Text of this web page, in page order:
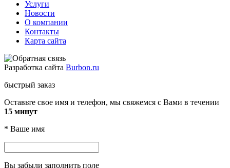
Услуги
Новости
О компании
Контакты
Карта сайта
Разработка сайта Burbon.ru
быстрый заказ
Оставьте свое имя и телефон, мы свяжемся с Вами в течении
15 минут
* Ваше имя
Вы забыли заполнить поле